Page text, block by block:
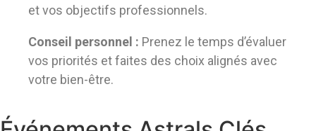
et vos objectifs professionnels.
Conseil personnel : Prenez le temps d’évaluer
vos priorités et faites des choix alignés avec
votre bien-être.